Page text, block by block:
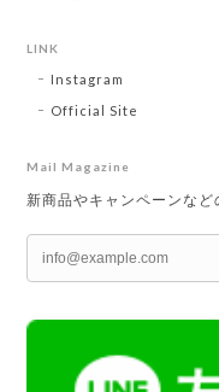
LINK
Instagram
Official Site
Mail Magazine
新商品やキャンペーンなど